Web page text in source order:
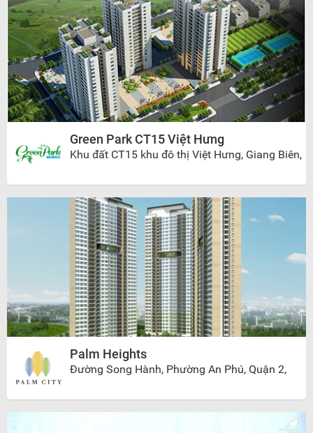
Green Park CT15 Việt Hưng
Khu đất CT15 khu đô thị Việt Hưng, Giang Biên,
Palm Heights
Đường Song Hành, Phường An Phú, Quận 2,